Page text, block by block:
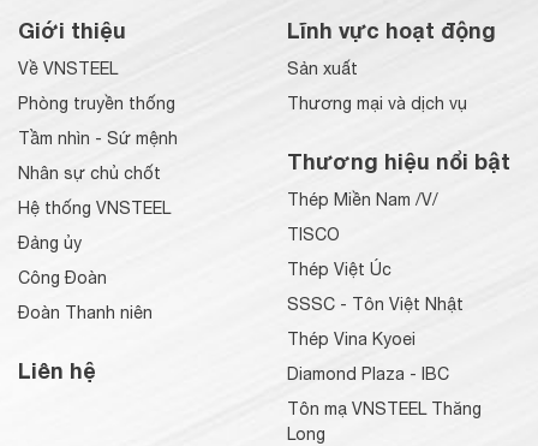
Giới thiệu
Về VNSTEEL
Phòng truyền thống
Tầm nhìn - Sứ mệnh
Nhân sự chủ chốt
Hệ thống VNSTEEL
Đảng ủy
Công Đoàn
Đoàn Thanh niên
Liên hệ
Lĩnh vực hoạt động
Sản xuất
Thương mại và dịch vụ
Thương hiệu nổi bật
Thép Miền Nam /V/
TISCO
Thép Việt Úc
SSSC - Tôn Việt Nhật
Thép Vina Kyoei
Diamond Plaza - IBC
Tôn mạ VNSTEEL Thăng
Long